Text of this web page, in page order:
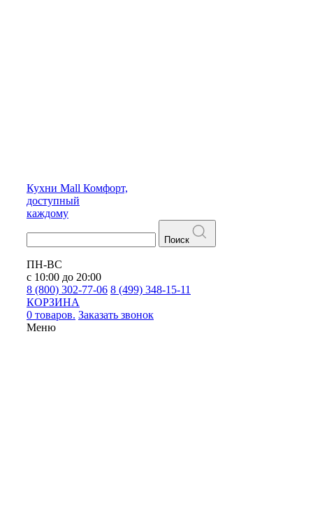
Кухни Mall Комфорт,
доступный
каждому
Поиск
ПН-ВС
с 10:00 до 20:00
8 (800) 302-77-06 8 (499) 348-15-11
КОРЗИНА
0 товаров. Заказать звонок
Меню